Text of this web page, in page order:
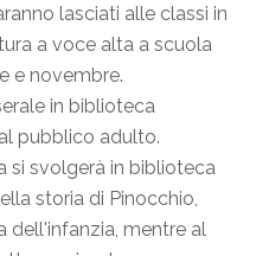
lasciati alle classi in
a voce alta a scuola
e novembre.
in biblioteca
pubblico adulto.
si svolgerà in biblioteca
storia di Pinocchio,
dell'infanzia, mentre al